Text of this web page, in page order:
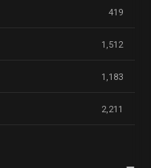
419
1,512
1,183
2,211